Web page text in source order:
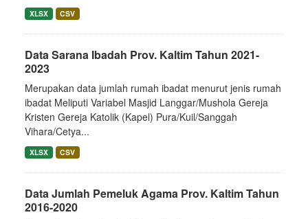
XLSX CSV
Data Sarana Ibadah Prov. Kaltim Tahun 2021-
2023
Merupakan data jumlah rumah ibadat menurut jenis rumah
ibadat Meliputi Variabel Masjid Langgar/Mushola Gereja
Kristen Gereja Katolik (Kapel) Pura/Kuil/Sanggah
Vihara/Cetya...
XLSX CSV
Data Jumlah Pemeluk Agama Prov. Kaltim Tahun
2016-2020